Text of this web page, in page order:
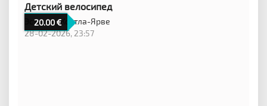
20.00
Детский велосипед
Эстония,Кохтла-Ярве
28-02-2026, 23:57